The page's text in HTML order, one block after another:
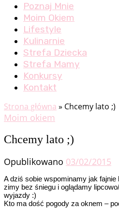
Poznaj Mnie
Moim Okiem
Lifestyle
Kulinarnie
Strefa Dziecka
Strefa Mamy
Konkursy
Kontakt
Strona główna » Chcemy lato ;)
Moim okiem
Chcemy lato ;)
Opublikowano 03/02/2015
A dziś sobie wspominamy jak fajnie
zimy bez śniegu i oglądamy
wyjazdy :)
Kto ma dość pogody za oknem –